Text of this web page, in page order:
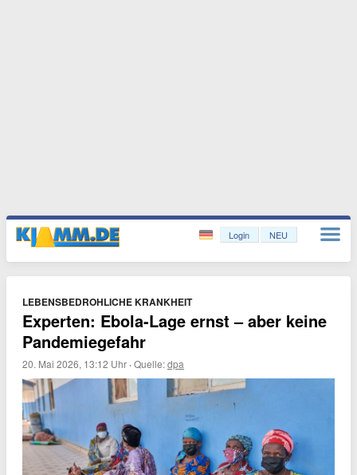
Login NEU
LEBENSBEDROHLICHE KRANKHEIT
Experten: Ebola-Lage ernst – aber keine
Pandemiegefahr
20. Mai 2026, 13:12 Uhr ·Quelle:dpa